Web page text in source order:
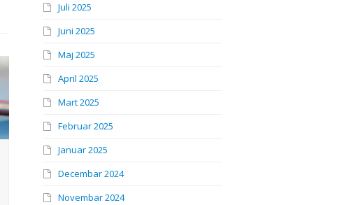
Juli 2025
Juni 2025
Maj 2025
April 2025
Mart 2025
Februar 2025
Januar 2025
Decembar 2024
Novembar 2024